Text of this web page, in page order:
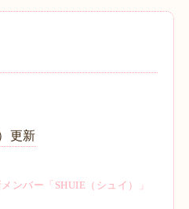
更新
ンバー「SHUIE（シュイ）」